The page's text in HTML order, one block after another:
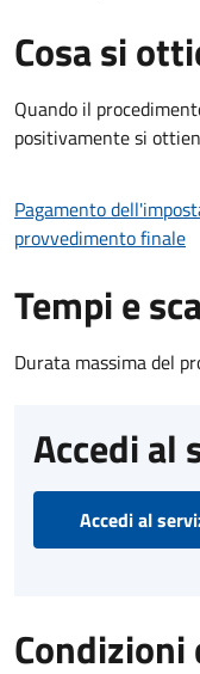
Cosa si
Quando il
positivamente si
Pagamento
provvedimento finale
Tempi e
Durata massima del
Accedi al
Accedi al